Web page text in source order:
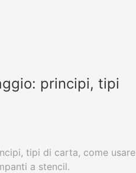
principi, tipi
tipi di carta, come usare
a stencil.